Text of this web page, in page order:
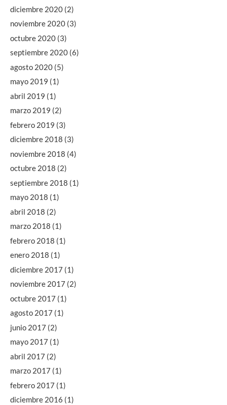
diciembre 2020 (2)
noviembre 2020 (3)
octubre 2020 (3)
septiembre 2020 (6)
agosto 2020 (5)
mayo 2019 (1)
abril 2019 (1)
marzo 2019 (2)
febrero 2019 (3)
diciembre 2018 (3)
noviembre 2018 (4)
octubre 2018 (2)
septiembre 2018 (1)
mayo 2018 (1)
abril 2018 (2)
marzo 2018 (1)
febrero 2018 (1)
enero 2018 (1)
diciembre 2017 (1)
noviembre 2017 (2)
octubre 2017 (1)
agosto 2017 (1)
junio 2017 (2)
mayo 2017 (1)
abril 2017 (2)
marzo 2017 (1)
febrero 2017 (1)
diciembre 2016 (1)